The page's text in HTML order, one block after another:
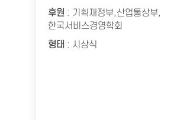
후원 : 기획재정부,산업통상부,
한국서비스경영학회
형태 : 시상식